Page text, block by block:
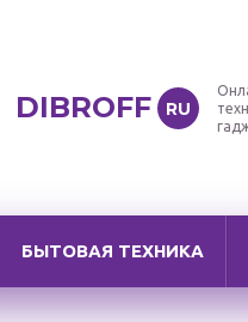
DIBROFF RU
БЫТОВАЯ ТЕХНИКА